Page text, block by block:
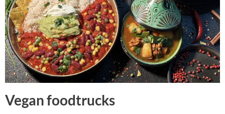
Vegan foodtrucks